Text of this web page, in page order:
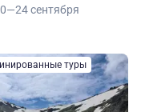
сентября
туры